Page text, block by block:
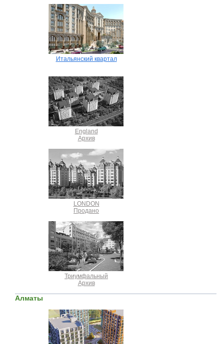
Итальянский квартал
England
Архив
LONDON
Продано
Триумфальный
Архив
Алматы